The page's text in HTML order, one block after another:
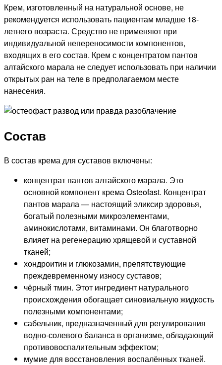
Крем, изготовленный на натуральной основе, не
рекомендуется использовать пациентам младше 18-
летнего возраста. Средство не применяют при
индивидуальной непереносимости компонентов,
входящих в его состав. Крем с концентратом пантов
алтайского марала не следует использовать при наличии
открытых ран на теле в предполагаемом месте
нанесения.
Состав
В состав крема для суставов включены:
концентрат пантов алтайского марала. Это
основной компонент крема Osteofast. Концентрат
пантов марала — настоящий эликсир здоровья,
богатый полезными микроэлементами,
аминокислотами, витаминами. Он благотворно
влияет на регенерацию хрящевой и суставной
тканей;
хондроитин и глюкозамин, препятствующие
преждевременному износу суставов;
чёрный тмин. Этот ингредиент натурального
происхождения обогащает синовиальную жидкость
полезными компонентами;
сабельник, предназначенный для регулирования
водно-солевого баланса в организме, обладающий
противовоспалительным эффектом;
мумие для восстановления воспалённых тканей.